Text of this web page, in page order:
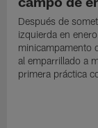
Después de
izquierda en
minicampamento
al emparrillado a
primera práctica